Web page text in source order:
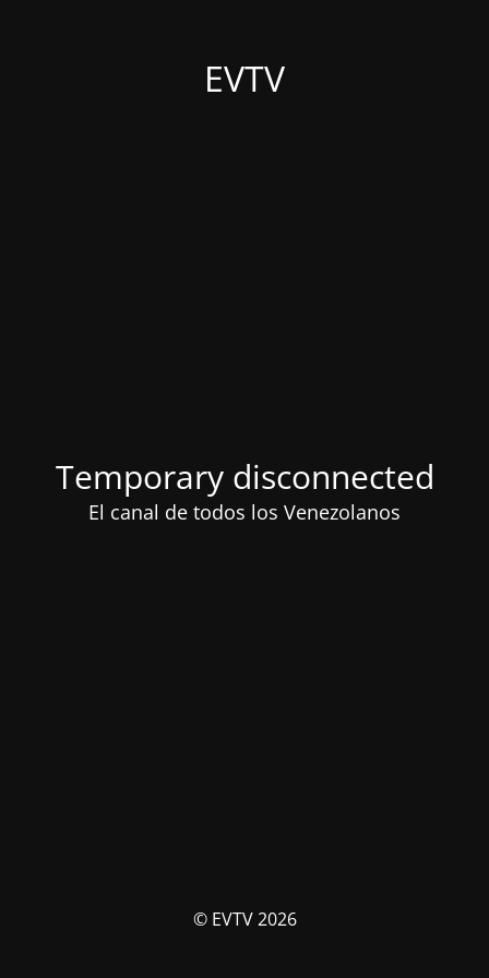
EVTV
Temporary disconnected
El canal de todos los Venezolanos
© EVTV 2026